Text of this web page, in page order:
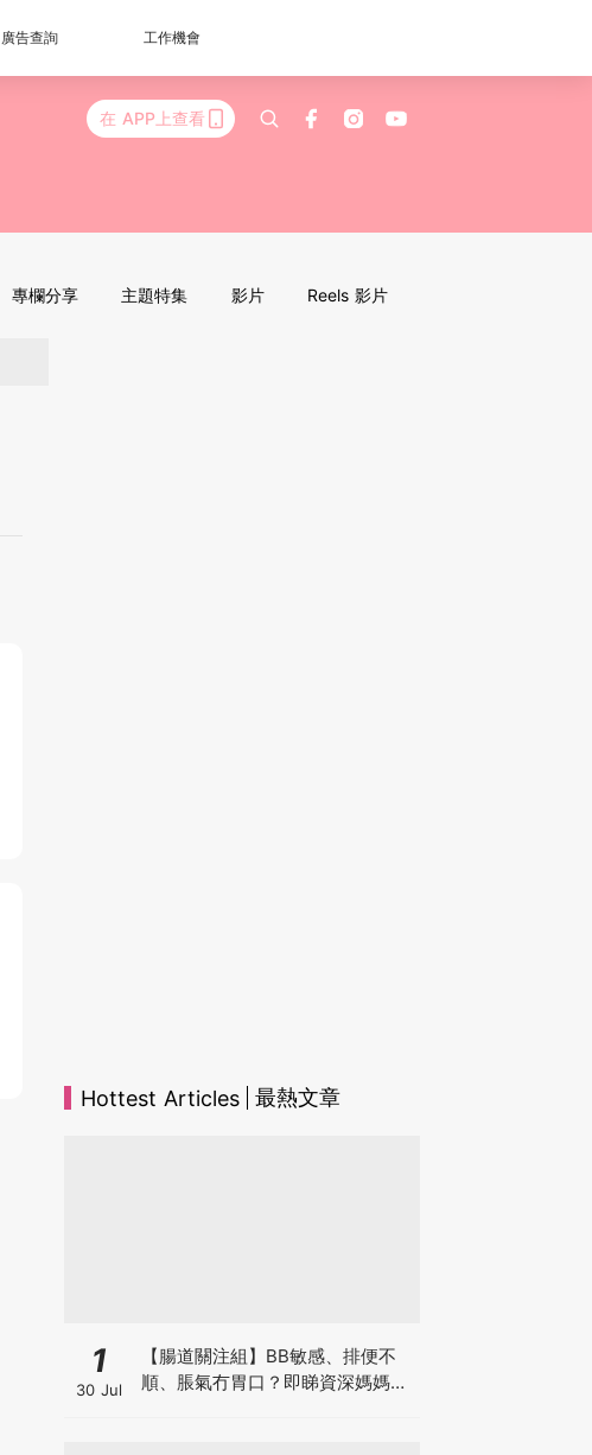
廣告查詢 工作機會
在 APP上查看
專欄分享 主題特集 影片 Reels 影片
Hottest Articles 最熱文章
1
30 Jul
【腸道關注組】BB敏感、排便不
順、脹氣冇胃口？即睇資深媽媽分